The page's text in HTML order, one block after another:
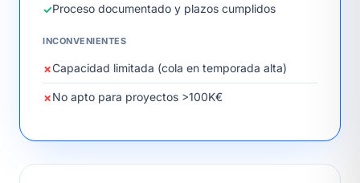
Proceso documentado y plazos cumplidos
INCONVENIENTES
Capacidad limitada (cola en temporada alta)
No apto para proyectos >100K€